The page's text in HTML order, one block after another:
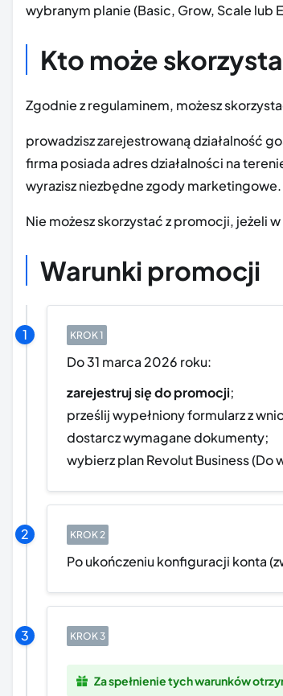
wybranym planie (Basic, Grow, Scale lub
Kto może
Zgodnie z regulaminem, możesz
prowadzisz zarejestrowaną działalność
firma posiada adres działalności na
wyrazisz niezbędne zgody marketingowe.
Nie możesz skorzystać z promocji, jeżeli
Warunki promocji
Do 31 marca 2026 roku:
zarejestruj się do promocji;
prześlij wypełniony formularz z
dostarcz wymagane dokumenty;
wybierz plan Revolut Business
Po ukończeniu konfiguracji konta
Za spełnienie tych warunków